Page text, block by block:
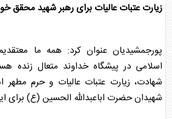
زیارت عتبات عالیات برایرهبر شهید محقق
پورجمشیدیان عنوان کرد: همه ما
اسلامی در پیشگاه خداوند متعال زنده
شهادت، زیارت عتبات عالیات و حرم مطهر
شهیدان حضرت اباعبدالله الحسین (ع) برای